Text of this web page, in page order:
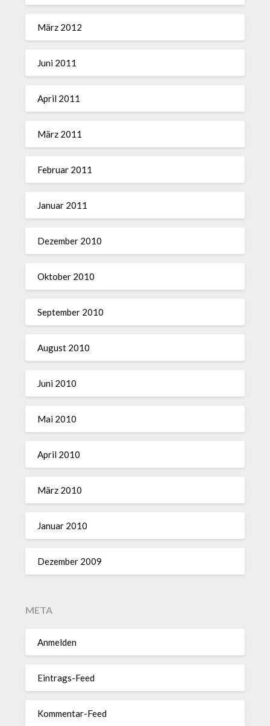
März 2012
Juni 2011
April 2011
März 2011
Februar 2011
Januar 2011
Dezember 2010
Oktober 2010
September 2010
August 2010
Juni 2010
Mai 2010
April 2010
März 2010
Januar 2010
Dezember 2009
META
Anmelden
Eintrags-Feed
Kommentar-Feed